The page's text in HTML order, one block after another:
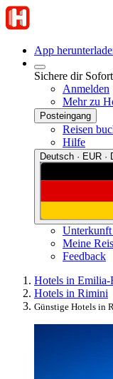
App
Sichere dir
Anmelden
Mehr zu
Posteingang
Reisen
Hilfe
Deutsch · EUR ·
Unterkunft
Meine
Feedback
Hotels in Emilia-
Hotels in Rimini
Günstige Hotels in